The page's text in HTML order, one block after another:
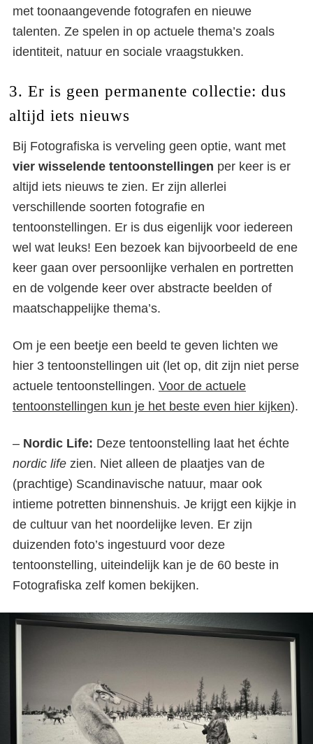
met toonaangevende fotografen en nieuwe
talenten. Ze spelen in op actuele thema’s zoals
identiteit, natuur en sociale vraagstukken.
3. Er is geen permanente collectie: dus
altijd iets nieuws
Bij Fotografiska is verveling geen optie, want met
vier wisselende tentoonstellingen per keer is er
altijd iets nieuws te zien. Er zijn allerlei
verschillende soorten fotografie en
tentoonstellingen. Er is dus eigenlijk voor iedereen
wel wat leuks! Een bezoek kan bijvoorbeeld de ene
keer gaan over persoonlijke verhalen en portretten
en de volgende keer over abstracte beelden of
maatschappelijke thema’s.
Om je een beetje een beeld te geven lichten we
hier 3 tentoonstellingen uit (let op, dit zijn niet perse
actuele tentoonstellingen. Voor de actuele
tentoonstellingen kun je het beste even hier kijken).
– Nordic Life: Deze tentoonstelling laat het échte
nordic life zien. Niet alleen de plaatjes van de
(prachtige) Scandinavische natuur, maar ook
intieme potretten binnenshuis. Je krijgt een kijkje in
de cultuur van het noordelijke leven. Er zijn
duizenden foto’s ingestuurd voor deze
tentoonstelling, uiteindelijk kan je de 60 beste in
Fotografiska zelf komen bekijken.